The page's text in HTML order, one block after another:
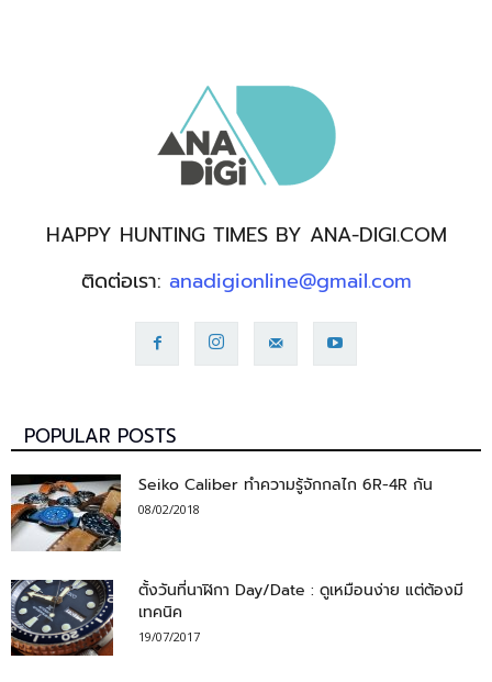
HAPPY HUNTING TIMES BY ANA-DIGI.COM
ติดต่อเรา: anadigionline@gmail.com
POPULAR POSTS
Seiko Caliber ทำความรู้จักกลไก 6R-4R กัน
08/02/2018
ตั้งวันที่นาฬิกา Day/Date : ดูเหมือนง่าย แต่ต้องมี
เทคนิค
19/07/2017